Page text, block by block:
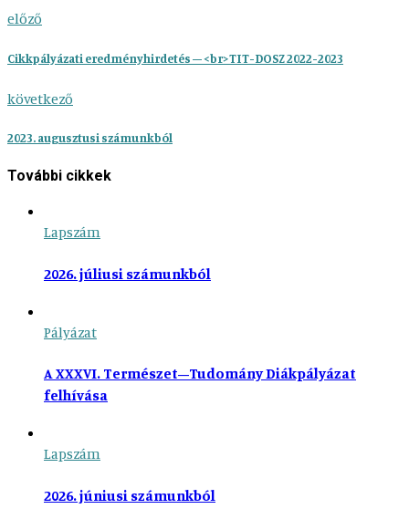
előző
Cikkpályázati eredményhirdetés – <br>TIT-DOSZ 2022-2023
következő
2023. augusztusi számunkból
További cikkek
Lapszám
2026. júliusi számunkból
Pályázat
A XXXVI. Természet–Tudomány Diákpályázat
felhívása
Lapszám
2026. júniusi számunkból